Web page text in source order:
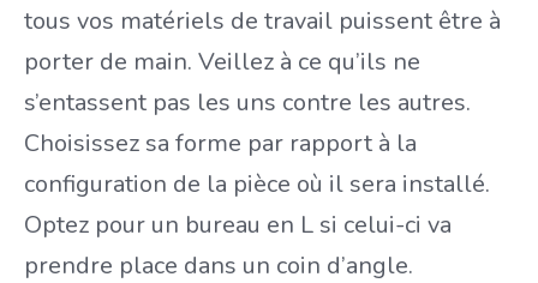
tous vos matériels de travail puissent être à
porter de main. Veillez à ce qu’ils ne
s’entassent pas les uns contre les autres.
Choisissez sa forme par rapport à la
configuration de la pièce où il sera installé.
Optez pour un bureau en L si celui-ci va
prendre place dans un coin d’angle.